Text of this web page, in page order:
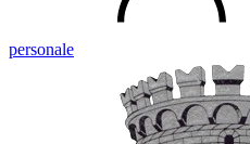
personale